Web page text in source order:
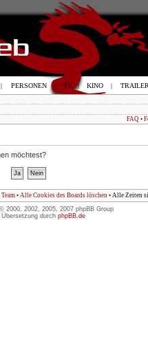
FAQ •
möchtest?
Team • Alle Cookies des Boards löschen • Alle Zeiten
© 2000, 2002, 2005, 2007 phpBB Group
Übersetzung durch phpBB.de
| PERSONEN | TV | KINO | TRAILER